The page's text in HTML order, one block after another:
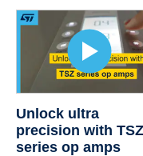
Unlock ultra
precision with TSZ
series op amps